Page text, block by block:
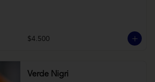
$4.500
Verde Nigri